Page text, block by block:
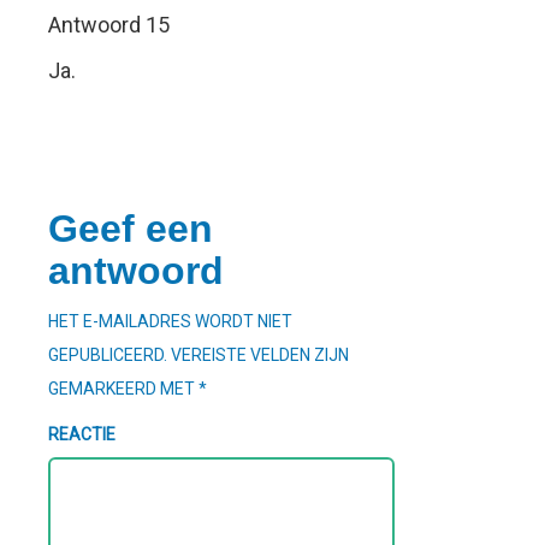
Antwoord 15
Ja.
Geef een
antwoord
HET E-MAILADRES WORDT NIET
GEPUBLICEERD. VEREISTE VELDEN ZIJN
GEMARKEERD MET*
REACTIE